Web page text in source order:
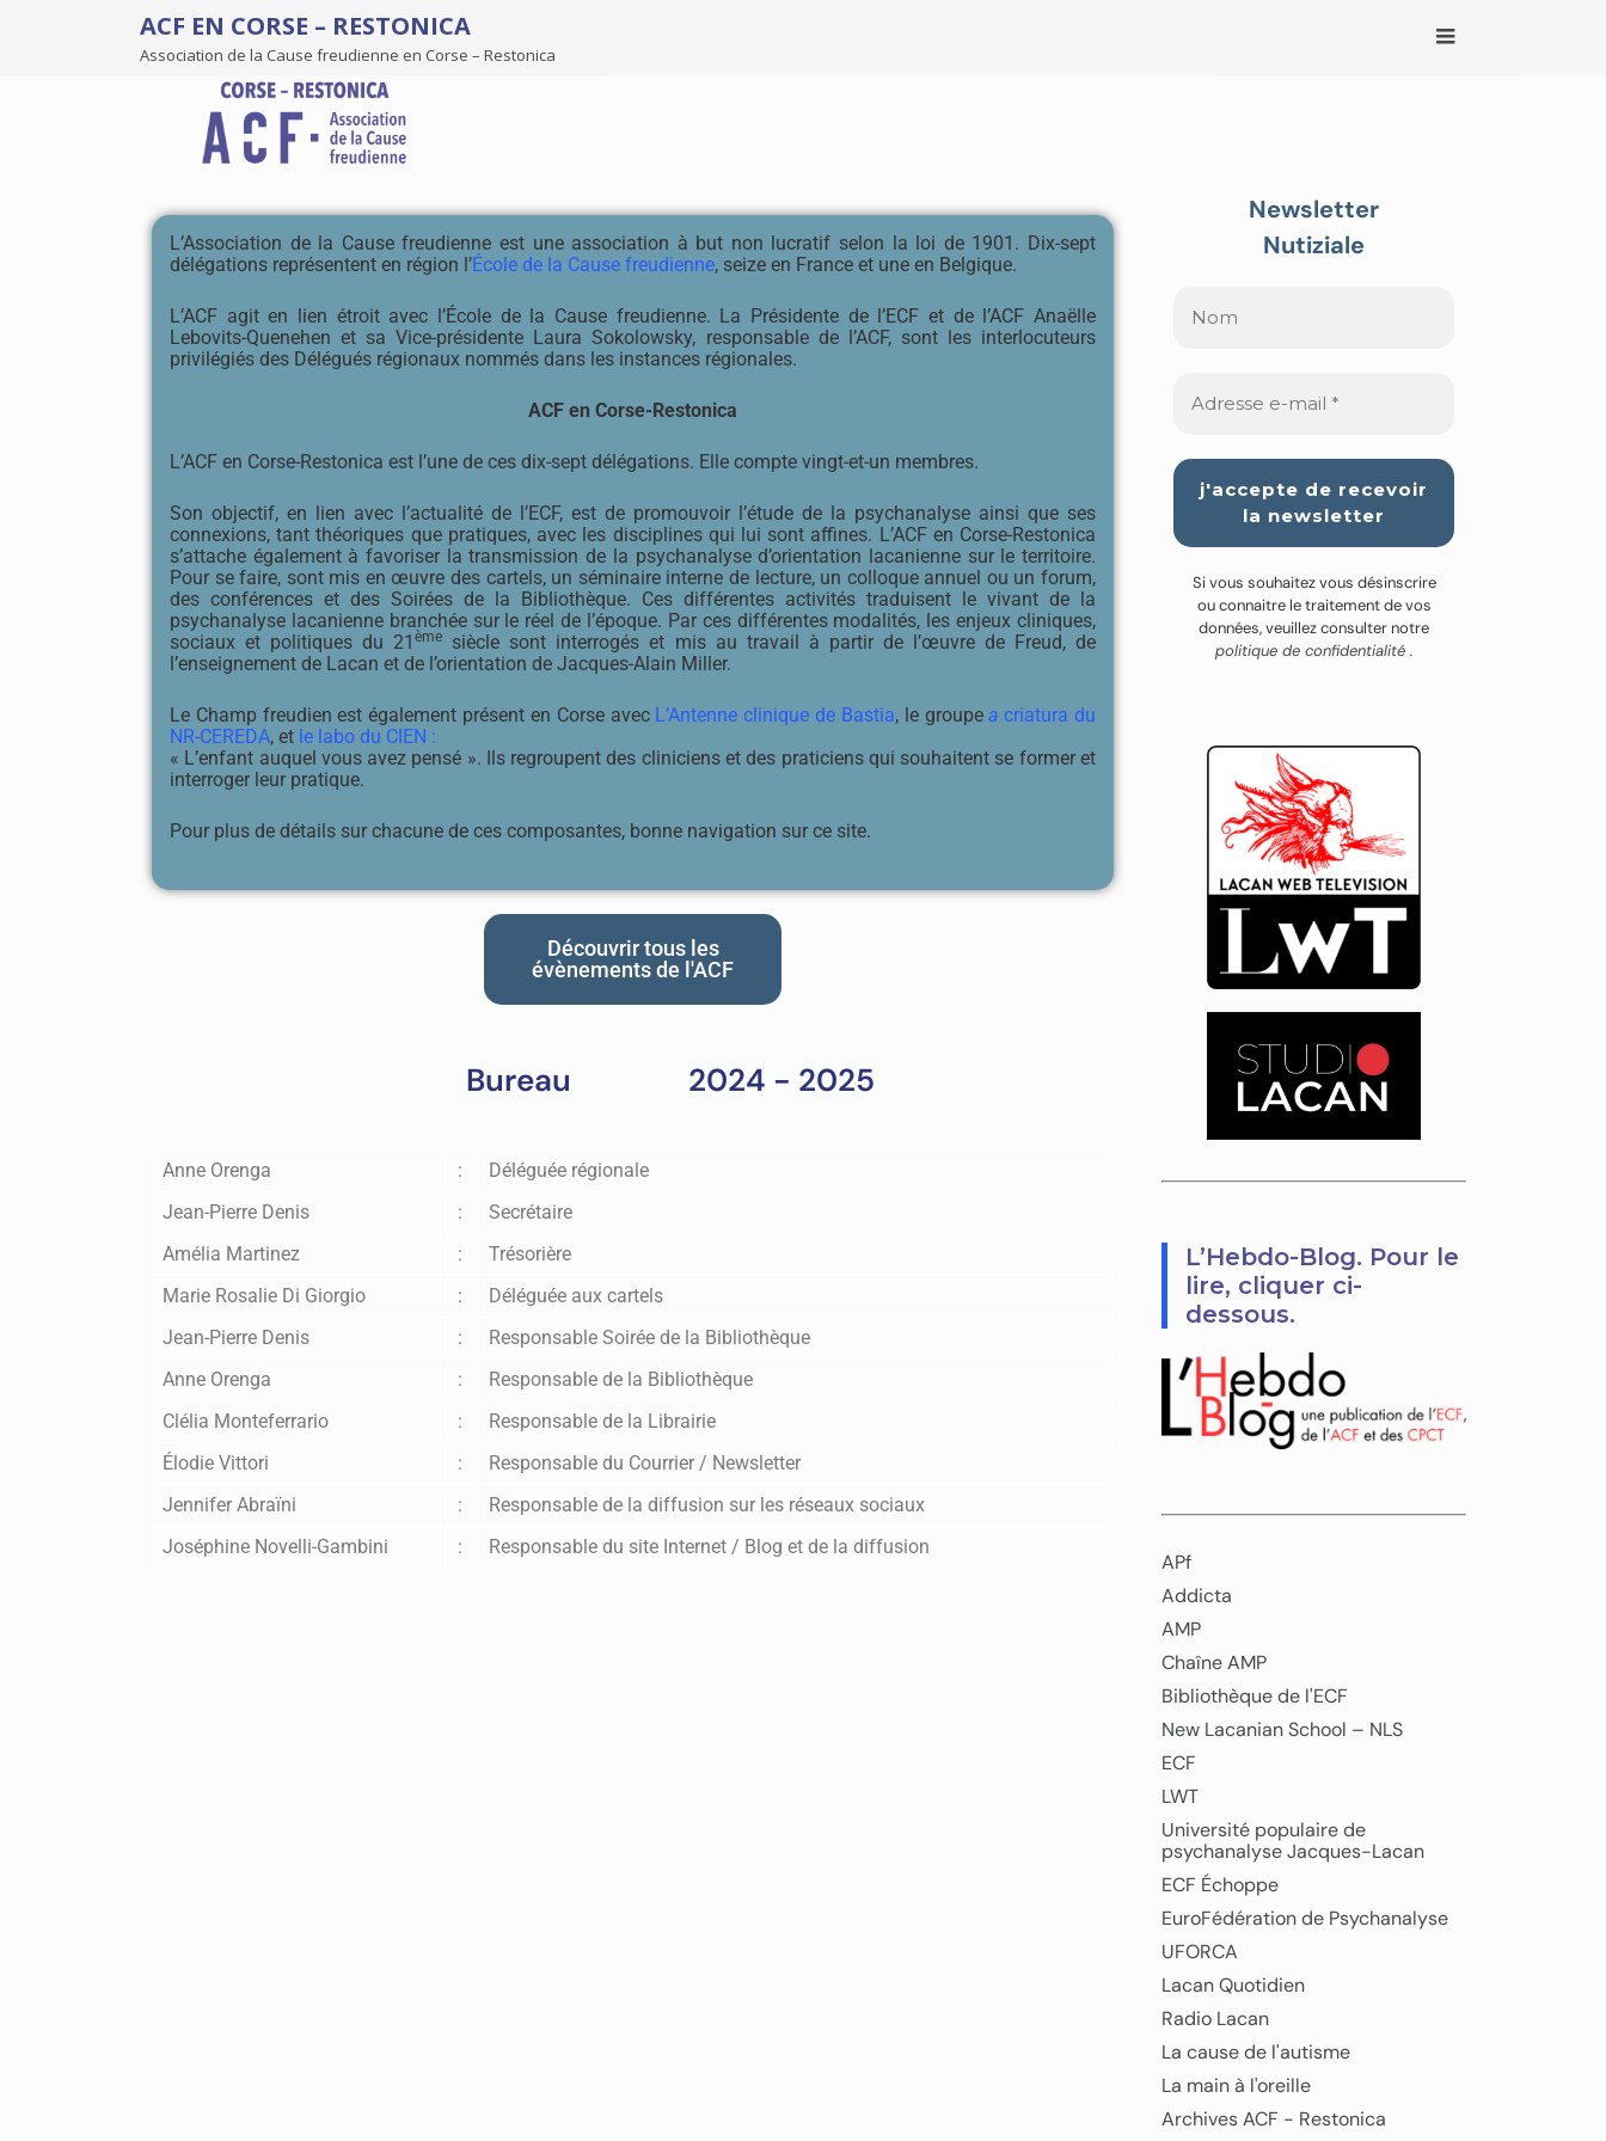
ACF EN CORSE – RESTONICA
Association de la Cause freudienne en Corse – Restonica
L’Association de la Cause freudienne est une association à but non lucratif selon la loi de 1901. Dix-sept
délégations représentent en région l’École de la Cause freudienne, seize en France et une en Belgique.
L’ACF agit en lien étroit avec l’École de la Cause freudienne. La Présidente de l’ECF et de l’ACF Anaëlle
Lebovits-Quenehen et sa Vice-présidente Laura Sokolowsky, responsable de l’ACF, sont les interlocuteurs
privilégiés des Délégués régionaux nommés dans les instances régionales.
ACF en Corse-Restonica
L’ACF en Corse-Restonica est l’une de ces dix-sept délégations. Elle compte vingt-et-un membres.
Son objectif, en lien avec l’actualité de l’ECF, est de promouvoir l’étude de la psychanalyse ainsi que ses
connexions, tant théoriques que pratiques, avec les disciplines qui lui sont affines. L’ACF en Corse-Restonica
s’attache également à favoriser la transmission de la psychanalyse d’orientation lacanienne sur le territoire.
Pour se faire, sont mis en œuvre des cartels, un séminaire interne de lecture, un colloque annuel ou un forum,
des conférences et des Soirées de la Bibliothèque. Ces différentes activités traduisent le vivant de la
psychanalyse lacanienne branchée sur le réel de l’époque. Par ces différentes modalités, les enjeux cliniques,
sociaux et politiques du 21ème
siècle sont interrogés et mis au travail à partir de l’œuvre de Freud, de
l’enseignement de Lacan et de l’orientation de Jacques-Alain Miller.
Le Champ freudien est également présent en Corse avec L’Antenne clinique de Bastia, le groupea criatura du
NR-CEREDA, et le labo du CIEN :
« L’enfant auquel vous avez pensé ». Ils regroupent des cliniciens et des praticiens qui souhaitent se former et
interroger leur pratique.
Pour plus de détails sur chacune de ces composantes, bonne navigation sur ce site.
Découvrir tous les
évènements de l'ACF
Bureau 2024 - 2025
Anne Orenga :
Déléguée régionale
Jean-Pierre Denis
:
Secrétaire
Amélia Martinez
:
Trésorière
Marie Rosalie Di Giorgio
:
Déléguée aux cartels
Jean-Pierre Denis
:
Responsable Soirée de la Bibliothèque
Anne Orenga
:
Responsable de la Bibliothèque
Clélia Monteferrario
:
Responsable de la Librairie
Élodie Vittori
:
Responsable du Courrier / Newsletter
Jennifer Abraïni
:
Responsable de la diffusion sur les réseaux sociaux
Joséphine Novelli-Gambini
: Responsable du site Internet / Blog et de la diffusion
Newsletter
Nutiziale
Si vous souhaitez vous désinscrire
ou connaitre le traitement de vos
données, veuillez consulter notre
politique de confidentialité .
L’Hebdo-Blog. Pour le
lire, cliquer ci-
dessous.
APf
Addicta
AMP
Chaîne AMP
Bibliothèque de l'ECF
New Lacanian School – NLS
ECF
LWT
Université populaire de
psychanalyse Jacques-Lacan
ECF Échoppe
EuroFédération de Psychanalyse
UFORCA
Lacan Quotidien
Radio Lacan
La cause de l'autisme
La main à l'oreille
Archives ACF - Restonica